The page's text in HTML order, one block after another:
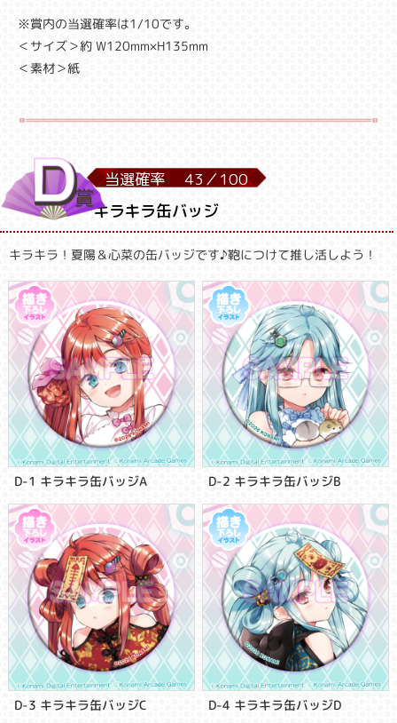
※賞内の当選確率は1/10です。
＜サイズ＞約 W120mm×H135mm
＜素材＞紙
当選確率 43／100
キラキラ缶バッジ
キラキラ！夏陽＆心菜の缶バッジです♪鞄につけて推し活しよう！
D-1 キラキラ缶バッジA D-2 キラキラ缶バッジB
D-3 キラキラ缶バッジC D-4 キラキラ缶バッジD